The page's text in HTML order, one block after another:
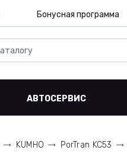
Бонусная программа
АВТОСЕРВИС
KUMHO PorTran KC53